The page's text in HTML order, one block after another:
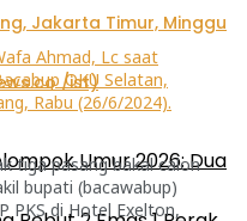
Umur 2026: Dua
Ahmad, Lc saat
OKU Selatan,
Rabu (26/6/2024).
tiga pasang bakal calon
bupati (bacawabup)
PKS di Hotel Exelton,